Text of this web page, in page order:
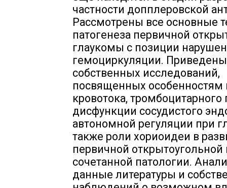
частности допплеровской
Рассмотрены все основные
патогенеза первичной
глаукомы с позиции
гемоциркуляции.
собственных исследований,
посвященных особенностям
кровотока, тромбоцитарного
дисфункции сосудистого
автономной регуляции при
также роли хориоидеи в
первичной
сочетанной патологии.
данные литературы и